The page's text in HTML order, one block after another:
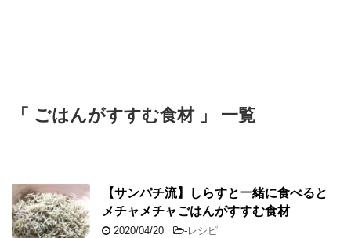
「 ごはんがすすむ食材 」 一覧
【サンパチ流】しらすと一緒に食べると
メチャメチャごはんがすすむ食材
2020/04/20 -レシピ